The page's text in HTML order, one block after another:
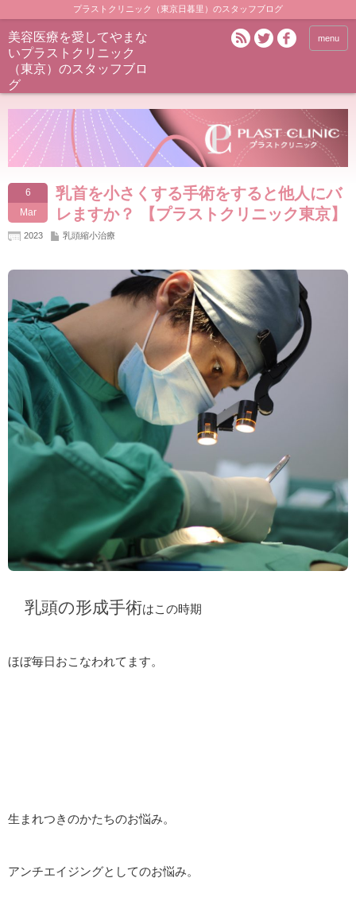
プラストクリニック（東京日暮里）のスタッフブログ
美容医療を愛してやまな
いプラストクリニック
（東京）のスタッフブロ
グ
menu
6
Mar
乳首を小さくする手術をすると他人にバ
レますか？ 【プラストクリニック東京】
2023 乳頭縮小治療
乳頭の形成手術はこの時期
ほぼ毎日おこなわれてます。
生まれつきのかたちのお悩み。
アンチエイジングとしてのお悩み。